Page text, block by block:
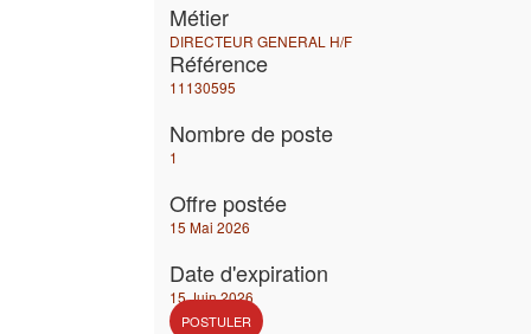
Métier
DIRECTEUR GENERAL H/F
Référence
11130595
Nombre de poste
1
Offre postée
15 Mai 2026
Date d'expiration
15 Juin 2026
POSTULER